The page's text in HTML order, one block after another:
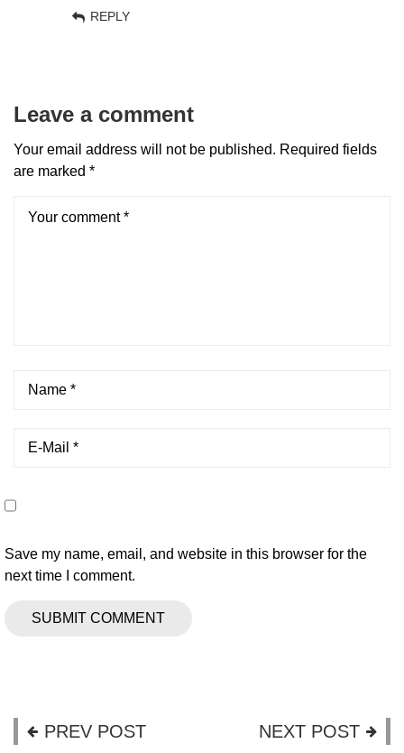
REPLY
Leave a comment
Your email address will not be published. Required fields
are marked *
Save my name, email, and website in this browser for the
next time I comment.
PREV POST NEXT POST